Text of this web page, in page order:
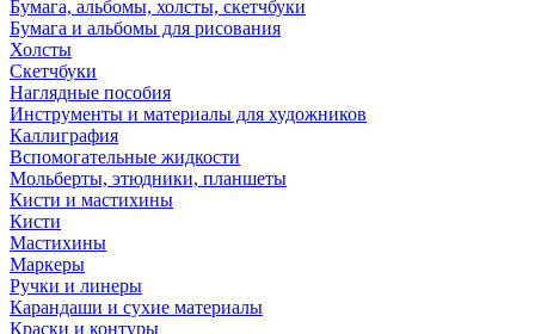
Бумага, альбомы, холсты, скетчбуки
Бумага и альбомы для рисования
Холсты
Скетчбуки
Наглядные пособия
Инструменты и материалы для художников
Каллиграфия
Вспомогательные жидкости
Мольберты, этюдники, планшеты
Кисти и мастихины
Кисти
Мастихины
Маркеры
Ручки и линеры
Карандаши и сухие материалы
Краски и контуры